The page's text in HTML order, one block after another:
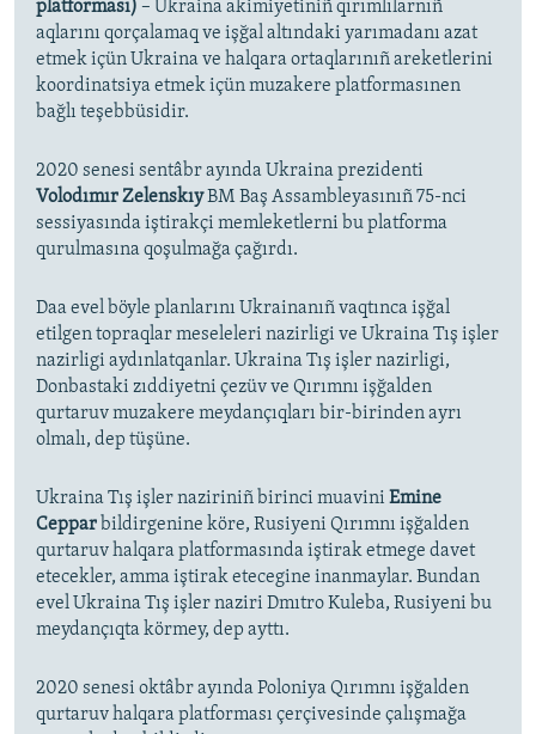
platforması) – Ukraina akimiyetiniñ qırımlılarnıñ
aqlarını qorçalamaq ve işğal altındaki yarımadanı azat
etmek içün Ukraina ve halqara ortaqlarınıñ areketlerini
koordinatsiya etmek içün muzakere platformasınen
bağlı teşebbüsidir.
2020 senesi sentâbr ayında Ukraina prezidenti
Volodımır ZelenskıyBM Baş Assambleyasınıñ 75-nci
sessiyasında iştirakçi memleketlerni bu platforma
qurulmasına qoşulmağa çağırdı.
Daa evel böyle planlarını Ukrainanıñ vaqtınca işğal
etilgen topraqlar meseleleri nazirligi ve Ukraina Tış işler
nazirligi aydınlatqanlar. Ukraina Tış işler nazirligi,
Donbastaki zıddiyetni çezüv ve Qırımnı işğalden
qurtaruv muzakere meydançıqları bir-birinden ayrı
olmalı, dep tüşüne.
Ukraina Tış işler naziriniñ birinci muavini Emine
Ceppar bildirgenine köre, Rusiyeni Qırımnı işğalden
qurtaruv halqara platformasında iştirak etmege davet
etecekler, amma iştirak etecegine inanmaylar. Bundan
evel Ukraina Tış işler naziri Dmıtro Kuleba, Rusiyeni bu
meydançıqta körmey, dep ayttı.
2020 senesi oktâbr ayında Poloniya Qırımnı işğalden
qurtaruv halqara platforması çerçivesinde çalışmağa